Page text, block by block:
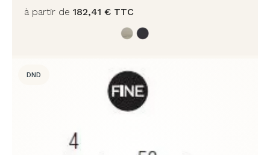
à partir de 182,41 € TTC
DND